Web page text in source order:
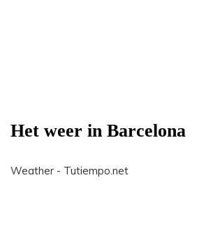
Het weer in Barcelona
Weather - Tutiempo.net